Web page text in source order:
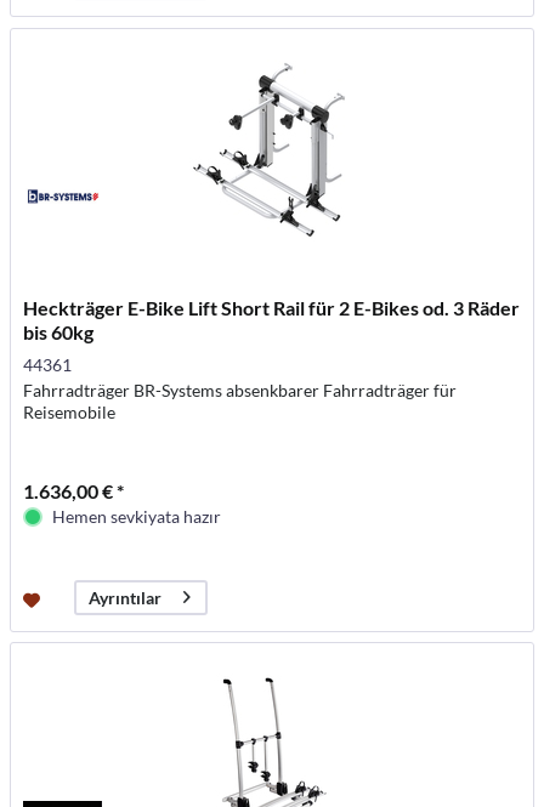
Heckträger E-Bike Lift Short Rail für 2 E-Bikes od. 3 Räder
bis 60kg
44361
Fahrradträger BR-Systems absenkbarer Fahrradträger für
Reisemobile
1.636,00 € *
Hemen sevkiyata hazır
Ayrıntılar